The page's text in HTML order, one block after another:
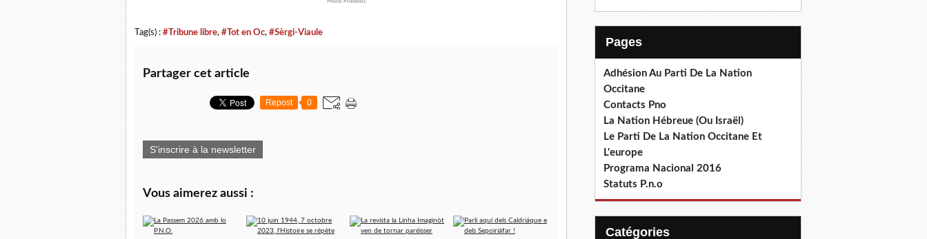
Tag(s) : #Tribune libre, #Tot en Oc, #Sèrgi-Viaule
Partager cet article
Repost 0
S'inscrire à la newsletter
Vous aimerez aussi :
Pages
Adhésion Au Parti De La Nation
Occitane
Contacts Pno
La Nation Hébreue (Ou Israël)
Le Parti De La Nation Occitane Et
L'europe
Programa Nacional 2016
Statuts P.n.o
Catégories